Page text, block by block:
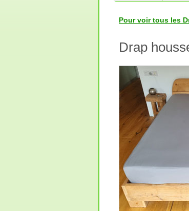
Pour voir tous les
Drap